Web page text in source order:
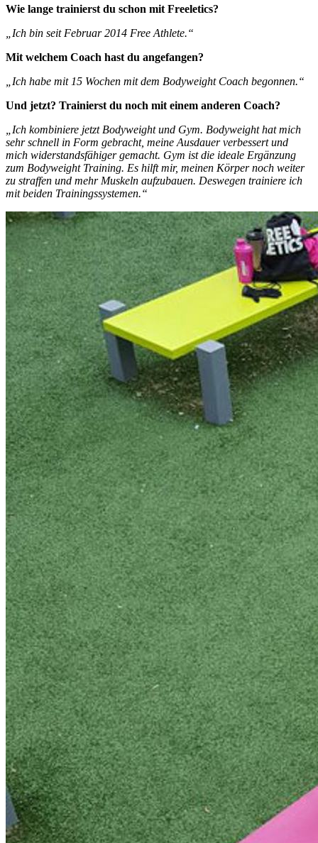
Wie lange trainierst du schon mit Freeletics?
„Ich bin seit Februar 2014 Free Athlete.“
Mit welchem Coach hast du angefangen?
„Ich habe mit 15 Wochen mit dem Bodyweight Coach begonnen.“
Und jetzt? Trainierst du noch mit einem anderen Coach?
„Ich kombiniere jetzt Bodyweight und Gym. Bodyweight hat mich
sehr schnell in Form gebracht, meine Ausdauer verbessert und
mich widerstandsfähiger gemacht. Gym ist die ideale Ergänzung
zum Bodyweight Training. Es hilft mir, meinen Körper noch weiter
zu straffen und mehr Muskeln aufzubauen. Deswegen trainiere ich
mit beiden Trainingssystemen.“